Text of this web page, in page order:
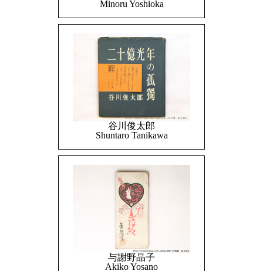
Minoru Yoshioka
谷川俊太郎
Shuntaro Tanikawa
与謝野晶子
Akiko Yosano